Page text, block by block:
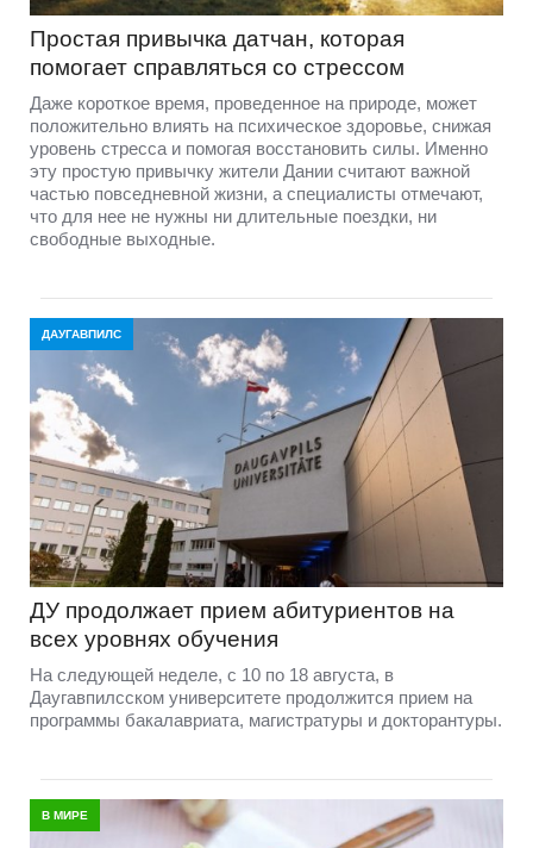
Простая привычка датчан, которая
помогает справляться со стрессом
Даже короткое время, проведенное на природе, может
положительно влиять на психическое здоровье, снижая
уровень стресса и помогая восстановить силы. Именно
эту простую привычку жители Дании считают важной
частью повседневной жизни, а специалисты отмечают,
что для нее не нужны ни длительные поездки, ни
свободные выходные.
ДАУГАВПИЛС
ДУ продолжает прием абитуриентов на
всех уровнях обучения
На следующей неделе, с 10 по 18 августа, в
Даугавпилсском университете продолжится прием на
программы бакалавриата, магистратуры и докторантуры.
В МИРЕ